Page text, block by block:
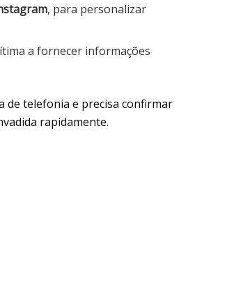
, para personalizar
a fornecer informações
de telefonia e precisa confirmar
rapidamente.